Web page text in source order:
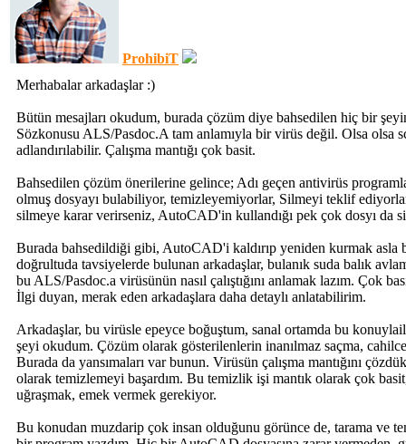
ProhibiT
Merhabalar arkadaşlar :)
Bütün mesajları okudum, burada çözüm diye bahsedilen hiç bir
Sözkonusu ALS/Pasdoc.A tam anlamıyla bir virüs değil. Olsa olsa
adlandırılabilir. Çalışma mantığı çok basit.
Bahsedilen çözüm önerilerine gelince; Adı geçen antivirüs
olmuş dosyayı bulabiliyor, temizleyemiyorlar, Silmeyi teklif
silmeye karar verirseniz, AutoCAD'in kullandığı pek çok dosyı da
Burada bahsedildiği gibi, AutoCAD'i kaldırıp yeniden kurmak asla
doğrultuda tavsiyelerde bulunan arkadaşlar, bulanık suda balık
bu ALS/Pasdoc.a virüsünün nasıl çalıştığını anlamak lazım. Çok
İlgi duyan, merak eden arkadaşlara daha detaylı anlatabilirim.
Arkadaşlar, bu virüsle epeyce boğuştum, sanal ortamda bu
şeyi okudum. Çözüm olarak gösterilenlerin inanılmaz saçma,
Burada da yansımaları var bunun. Virüsün çalışma mantığını
olarak temizlemeyi başardım. Bu temizlik işi mantık olarak çok
uğraşmak, emek vermek gerekiyor.
Bu konudan muzdarip çok insan olduğunu görünce de, tarama ve